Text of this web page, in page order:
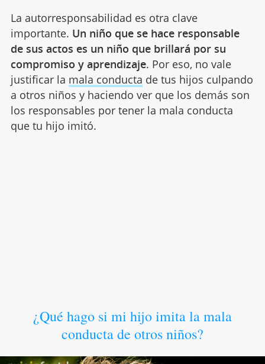
La autorresponsabilidad es otra clave
importante. Un niño que se hace responsable
de sus actos es un niño que brillará por su
compromiso y aprendizaje. Por eso, no vale
justificar la mala conducta de tus hijos culpando
a otros niños y haciendo ver que los demás son
los responsables por tener la mala conducta
que tu hijo imitó.
¿Qué hago si mi hijo imita la mala
conducta de otros niños?